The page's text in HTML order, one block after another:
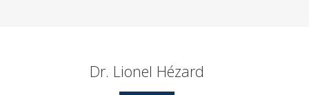
Dr. Lionel Hézard